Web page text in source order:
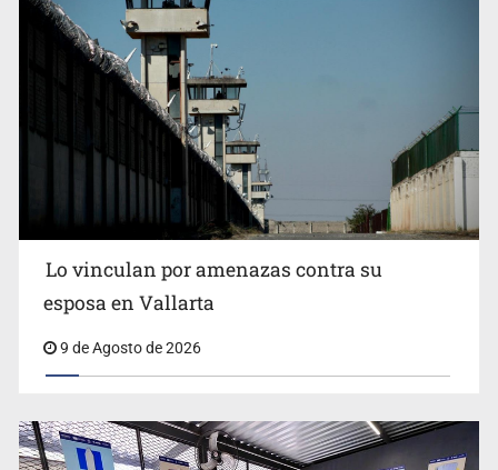
Fallece Don Nelson, quíntuple campeón NBA, a los 86
años
Congreso pide a la SEP combatir discursos de odio y
Lo vinculan por amenazas contra su
esposa en Vallarta
9 de Agosto de 2026